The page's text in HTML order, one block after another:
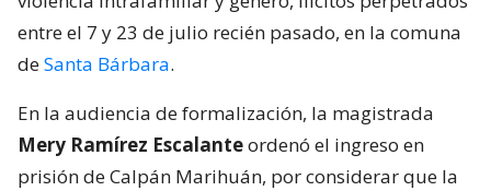
entre el 7 y 23 de julio recién pasado, en la comuna
deSanta Bárbara.
En la audiencia de formalización, la magistrada
Mery Ramírez Escalanteordenó el ingreso en
prisión de Calpán Marihuán, por considerar que la